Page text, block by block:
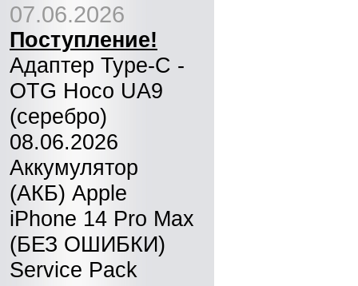
07.06.2026
Поступление!
Адаптер Type-C -
OTG Hoco UA9
(серебро)
08.06.2026
Аккумулятор
(АКБ) Apple
iPhone 14 Pro Max
(БЕЗ ОШИБКИ)
Service Pack